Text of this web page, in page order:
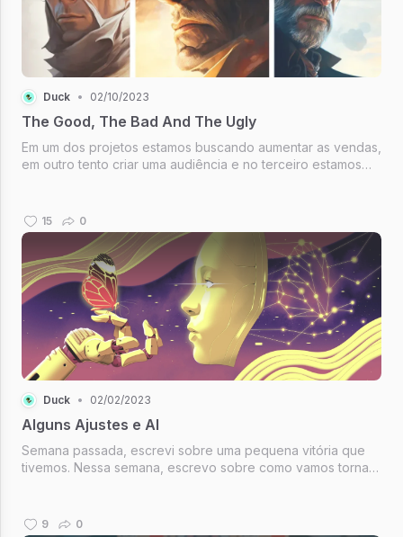
Duck • 02/10/2023
The Good, The Bad And The Ugly
Em um dos projetos estamos buscando aumentar as vendas,
em outro tento criar uma audiência e no terceiro estamos
E a cereja do bolo...
15 0
Duck • 02/02/2023
Alguns Ajustes e AI
Semana passada, escrevi sobre uma pequena vitória que
tivemos. Nessa semana, escrevo sobre como vamos tornar
projeto relacionado...
9 0